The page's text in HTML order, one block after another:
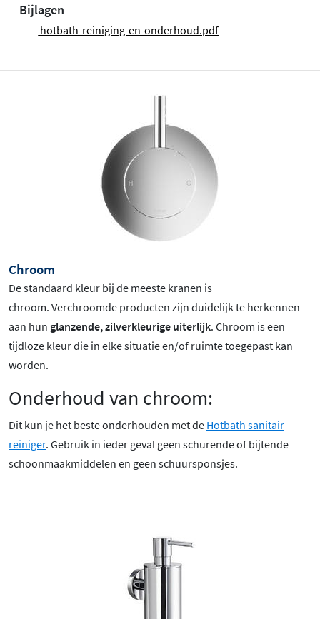
Bijlagen
hotbath-reiniging-en-onderhoud.pdf
Chroom
De standaard kleur bij de meeste kranen is
chroom. Verchroomde producten zijn duidelijk te herkennen
aan hun glanzende, zilverkleurige uiterlijk. Chroom is een
tijdloze kleur die in elke situatie en/of ruimte toegepast kan
worden.
Onderhoud van chroom:
Dit kun je het beste onderhouden met de Hotbath sanitair
reiniger. Gebruik in ieder geval geen schurende of bijtende
schoonmaakmiddelen en geen schuursponsjes.